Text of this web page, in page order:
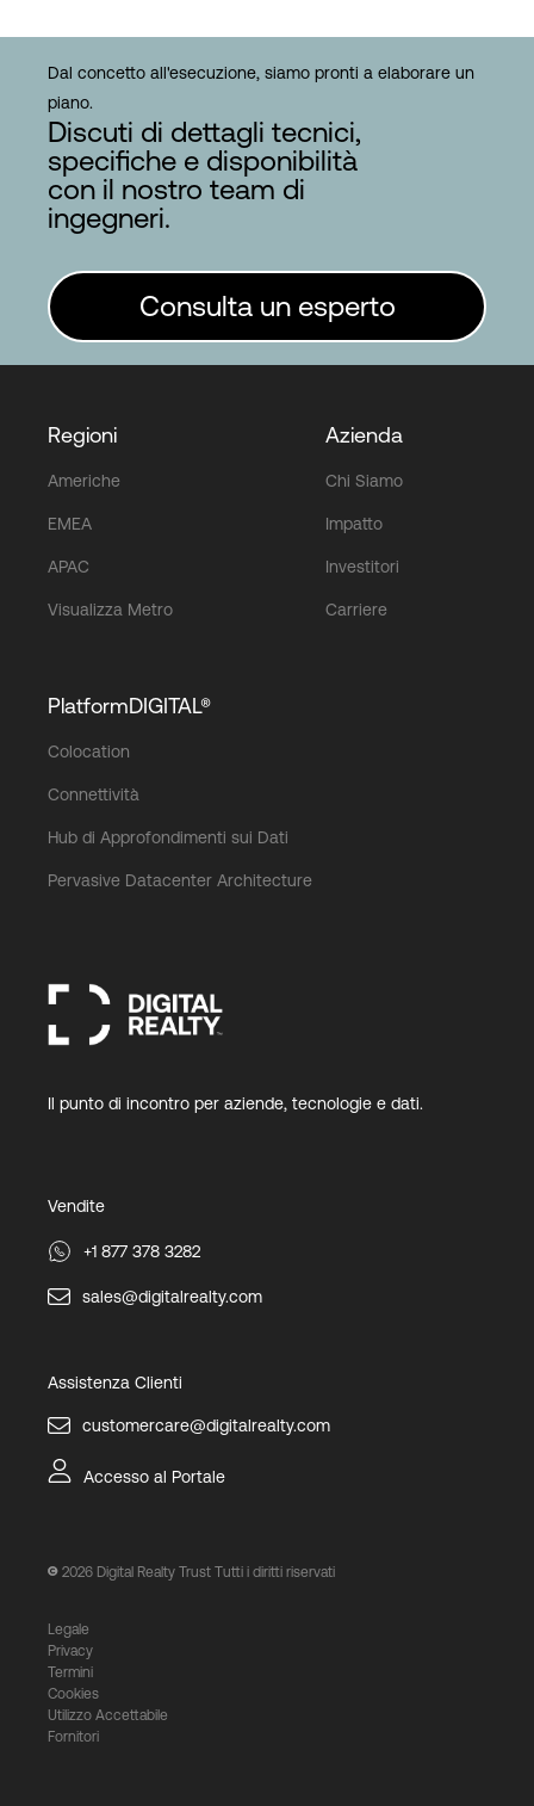
Dal concetto all'esecuzione, siamo pronti a elaborare un
piano.
Discuti di dettagli tecnici,
specifiche e disponibilità
con il nostro team di
ingegneri.
Consulta un esperto
Regioni
Americhe
EMEA
APAC
Visualizza Metro
Azienda
Chi Siamo
Impatto
Investitori
Carriere
PlatformDIGITAL®
Colocation
Connettività
Hub di Approfondimenti sui Dati
Pervasive Datacenter Architecture
Il punto di incontro per aziende, tecnologie e dati.
Vendite
+1 877 378 3282
sales@digitalrealty.com
Assistenza Clienti
customercare@digitalrealty.com
Accesso al Portale
2026 Digital Realty Trust Tutti i diritti riservati
Legale
Privacy
Termini
Cookies
Utilizzo Accettabile
Fornitori